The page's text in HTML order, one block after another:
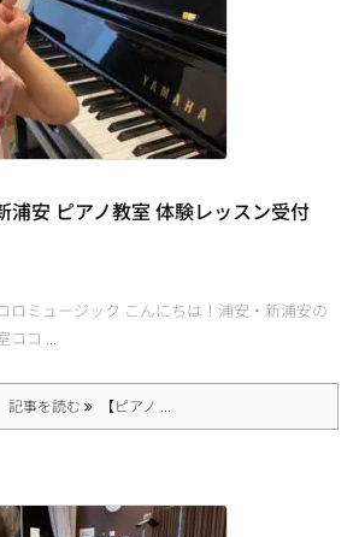
浦安 ピアノ教室 体験レッスン受付
ロミュージック こんにちは！浦安・新浦安の
ココ ...
記事を読む 【ピアノ ...